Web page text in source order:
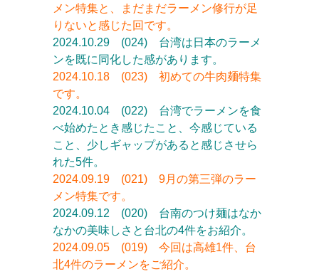
メン特集と、まだまだラーメン修行が足
りないと感じた回です。
2024.10.29 (024) 台湾は日本のラーメ
ンを既に同化した感があります。
2024.10.18 (023) 初めての牛肉麺特集
です。
2024.10.04 (022) 台湾でラーメンを食
べ始めたとき感じたこと、今感じている
こと、少しギャップがあると感じさせら
れた5件。
2024.09.19 (021) 9月の第三弾のラー
メン特集です。
2024.09.12 (020) 台南のつけ麺はなか
なかの美味しさと台北の4件をお紹介。
2024.09.05 (019) 今回は高雄1件、台
北4件のラーメンをご紹介。